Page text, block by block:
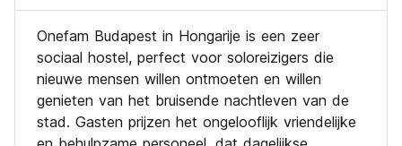
Onefam Budapest in Hongarije is een zeer
sociaal hostel, perfect voor soloreizigers die
nieuwe mensen willen ontmoeten en willen
genieten van het bruisende nachtleven van de
stad. Gasten prijzen het ongelooflijk vriendelijke